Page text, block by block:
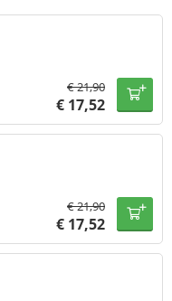
€21,90
€ 17,52
€21,90
€ 17,52